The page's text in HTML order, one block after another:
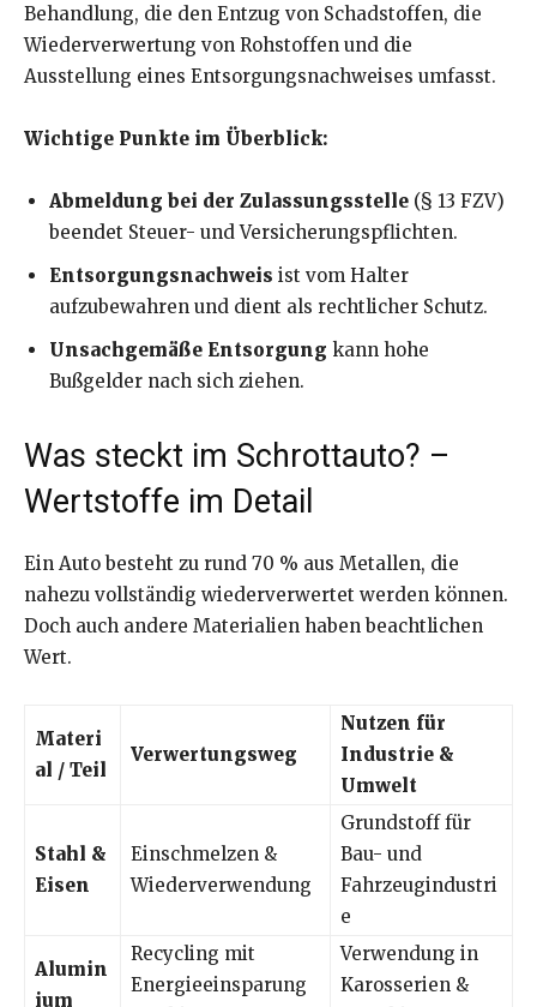
Behandlung, die den Entzug von Schadstoffen, die
Wiederverwertung von Rohstoffen und die
Ausstellung eines Entsorgungsnachweises umfasst.
Wichtige Punkte im Überblick:
Abmeldung bei der Zulassungsstelle (§ 13 FZV)
beendet Steuer- und Versicherungspflichten.
Entsorgungsnachweis ist vom Halter
aufzubewahren und dient als rechtlicher Schutz.
Unsachgemäße Entsorgung kann hohe
Bußgelder nach sich ziehen.
Was steckt im Schrottauto? –
Wertstoffe im Detail
Ein Auto besteht zu rund 70 % aus Metallen, die
nahezu vollständig wiederverwertet werden können.
Doch auch andere Materialien haben beachtlichen
Wert.
Materi
al / Teil
Verwertungsweg
Nutzen für
Industrie &
Umwelt
Stahl &
Eisen
Einschmelzen &
Wiederverwendung
Grundstoff für
Bau- und
Fahrzeugindustri
e
Alumin
ium
Recycling mit
Energieeinsparung
Verwendung in
Karosserien &